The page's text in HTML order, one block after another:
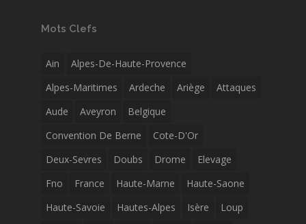
Mots Clefs
Ain
Alpes-De-Haute-Provence
Alpes-Maritimes
Ardeche Ariège
Attaques
Aude
Aveyron
Belgique
Convention De Berne
Cote-D'Or
Deux-Sevres
Doubs Drome
Elevage
Fno
France Haute-Marne
Haute-Saone
Haute-Savoie
Hautes-Alpes Isère Loup